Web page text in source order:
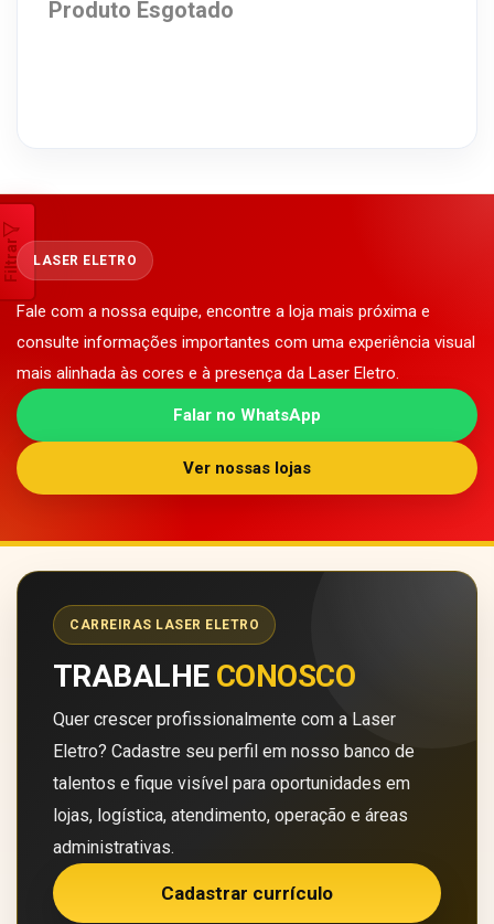
Filtrar
Produto Esgotado
LASER ELETRO
Fale com a nossa equipe, encontre a loja mais próxima e
consulte informações importantes com uma experiência visual
mais alinhada às cores e à presença da Laser Eletro.
Falar no WhatsApp
Ver nossas lojas
CARREIRAS LASER ELETRO
TRABALHE CONOSCO
Quer crescer profissionalmente com a Laser
Eletro? Cadastre seu perfil em nosso banco de
talentos e fique visível para oportunidades em
lojas, logística, atendimento, operação e áreas
administrativas.
Cadastrar currículo